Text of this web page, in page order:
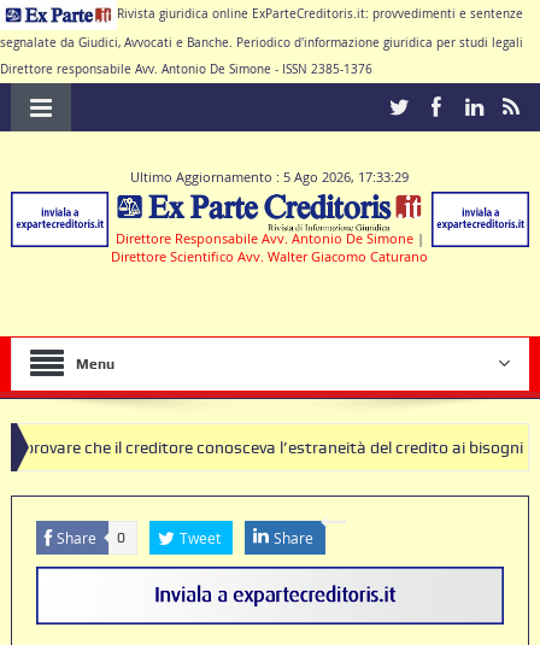
Rivista giuridica online ExParteCreditoris.it: provvedimenti e sentenze
segnalate da Giudici, Avvocati e Banche. Periodico d'informazione giuridica per studi legali
Direttore responsabile Avv. Antonio De Simone - ISSN 2385-1376
Ultimo Aggiornamento : 5 Ago 2026, 17:33:29
Direttore Responsabile Avv. Antonio De Simone |
Direttore Scientifico Avv. Walter Giacomo Caturano
Menu
il creditore conosceva l’estraneità del credito ai bisogni della
di clausole nulle deve produrre il contratto di conto corrente
Share 0 Tweet Share